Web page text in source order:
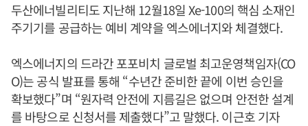
두산에너빌리티도 지난해 12월18일 Xe-100의 핵심 소재인
주기기를 공급하는 예비 계약을 엑스에너지와 체결했다.
엑스에너지의 드라간 포포비치 글로벌 최고운영책임자(CO
O)는 공식 발표를 통해 “수년간 준비한 끝에 이번 승인을
확보했다”며 “원자력 안전에 지름길은 없으며 안전한 설계
를 바탕으로 신청서를 제출했다”고 말했다. 이근호 기자